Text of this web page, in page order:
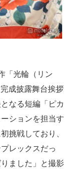
「光輪（リン
成披露舞台挨拶
なる短編「ピカ
ションを担当す
挑戦しており、
レックスだっ
ました」と撮影